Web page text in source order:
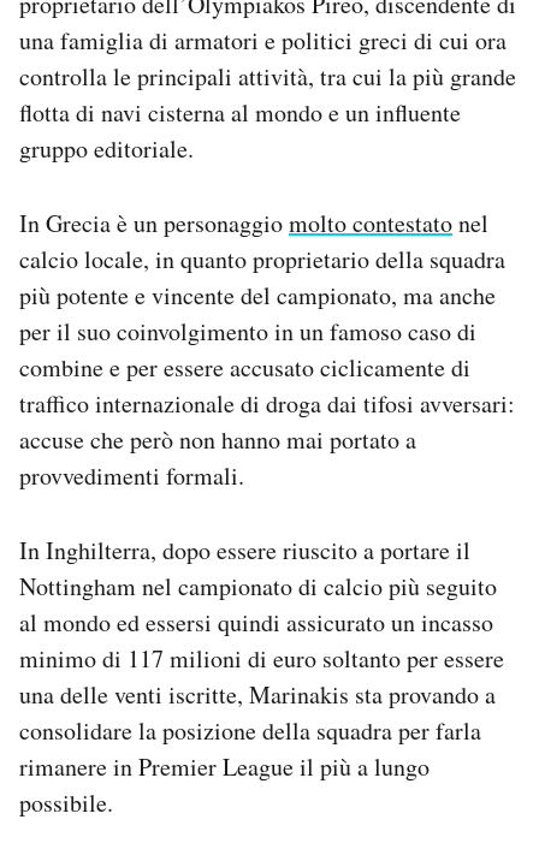
una famiglia di armatori e politici greci di cui ora
controlla le principali attività, tra cui la più grande
flotta di navi cisterna al mondo e un influente
gruppo editoriale.
In Grecia è un personaggiomolto contestatonel
calcio locale, in quanto proprietario della squadra
più potente e vincente del campionato, ma anche
per il suo coinvolgimento in un famoso caso di
combine e per essere accusato ciclicamente di
traffico internazionale di droga dai tifosi avversari:
accuse che però non hanno mai portato a
provvedimenti formali.
In Inghilterra, dopo essere riuscito a portare il
Nottingham nel campionato di calcio più seguito
al mondo ed essersi quindi assicurato un incasso
minimo di 117 milioni di euro soltanto per essere
una delle venti iscritte, Marinakis sta provando a
consolidare la posizione della squadra per farla
rimanere in Premier League il più a lungo
possibile.